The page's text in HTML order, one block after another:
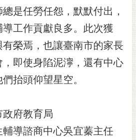
是任勞任怨，默默付出，
工作貢獻良多。此次獲
榮焉，也讓臺南市的家長
即使身陷泥濘，還有中心
抬頭仰望星空。
府教育局
導諮商中心吳宜蓁主任